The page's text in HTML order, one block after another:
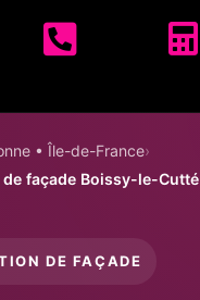
 
• Île-de-France
de façade Boissy-le-Cutté
DE FAÇADE